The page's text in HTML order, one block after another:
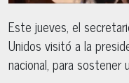
Este jueves, el
Unidos visitó a la
nacional, para